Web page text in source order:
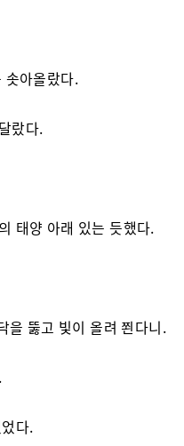
솟아올랐다.
랐다.
태양 아래 있는 듯했다.
을 뚫고 빛이 올려 쬔다니.
다.